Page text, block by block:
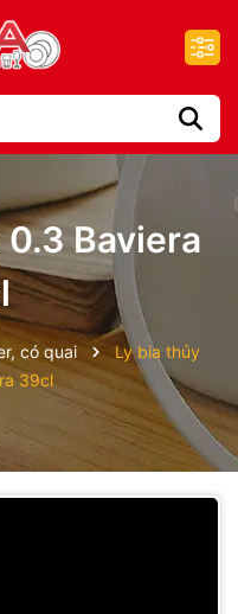
Baviera
có quai
Ly bia thủy
39cl